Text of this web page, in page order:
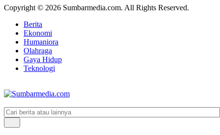
Copyright © 2026 Sumbarmedia.com. All Rights Reserved.
Berita
Ekonomi
Humaniora
Olahraga
Gaya Hidup
Teknologi